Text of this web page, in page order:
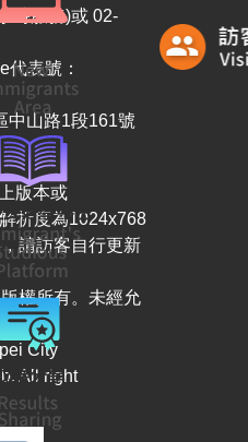
時服務)或 02-
表號：
中山路1段161號
版本或
析度為1024x768
請訪客自行更新
權所有。未經允
City
All right